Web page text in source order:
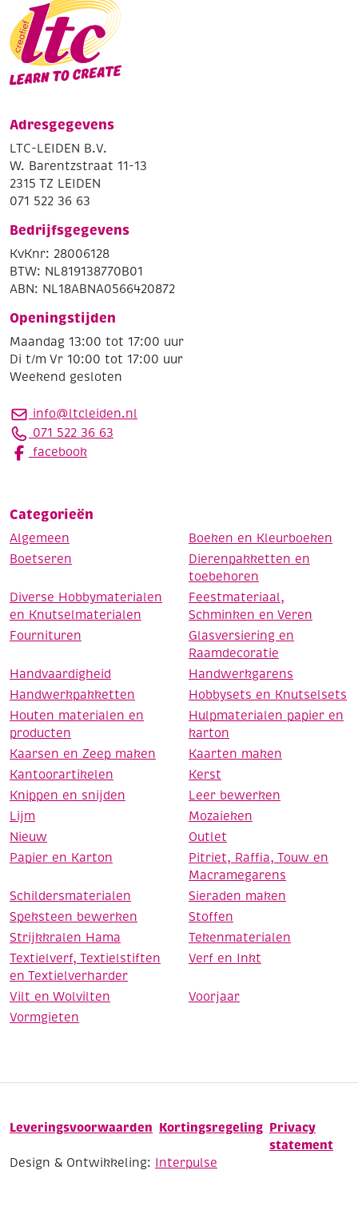
Adresgegevens
LTC-LEIDEN B.V.
W. Barentzstraat 11-13
2315 TZ LEIDEN
071 522 36 63
Bedrijfsgegevens
KvKnr: 28006128
BTW: NL819138770B01
ABN: NL18ABNA0566420872
Openingstijden
Maandag 13:00 tot 17:00 uur
Di t/m Vr 10:00 tot 17:00 uur
Weekend gesloten
info@ltcleiden.nl
071 522 36 63
facebook
Categorieën
Algemeen
Boeken en Kleurboeken
Boetseren
Dierenpakketten en
toebehoren
Diverse Hobbymaterialen
en Knutselmaterialen
Feestmateriaal,
Schminken en Veren
Fournituren
Glasversiering en
Raamdecoratie
Handvaardigheid
Handwerkgarens
Handwerkpakketten
Hobbysets en Knutselsets
Houten materialen en
producten
Hulpmaterialen papier en
karton
Kaarsen en Zeep maken
Kaarten maken
Kantoorartikelen
Kerst
Knippen en snijden
Leer bewerken
Lijm
Mozaieken
Nieuw
Outlet
Papier en Karton
Pitriet, Raffia, Touw en
Macramegarens
Schildersmaterialen
Sieraden maken
Speksteen bewerken
Stoffen
Strijkkralen Hama
Tekenmaterialen
Textielverf, Textielstiften
en Textielverharder
Verf en Inkt
Vilt en Wolvilten
Voorjaar
Vormgieten
Leveringsvoorwaarden Kortingsregeling Privacy
statement
Design & Ontwikkeling: Interpulse